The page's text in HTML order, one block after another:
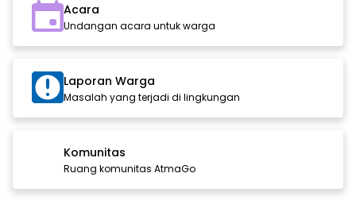
Acara
Undangan acara untuk warga
Laporan Warga
Masalah yang terjadi di lingkungan
Komunitas
Ruang komunitas AtmaGo